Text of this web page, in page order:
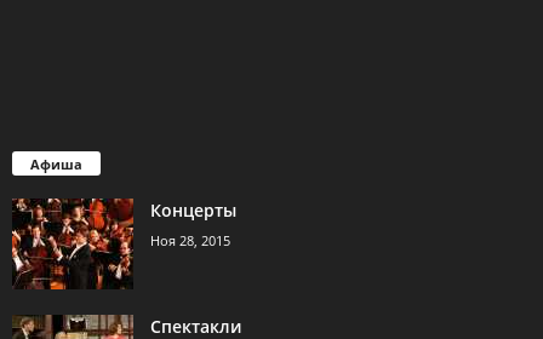
Афиша
Концерты
Ноя 28, 2015
Спектакли